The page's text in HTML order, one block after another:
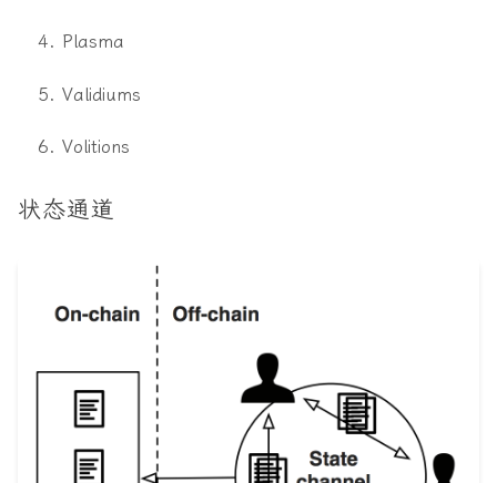
Plasma
Validiums
Volitions
状态通道